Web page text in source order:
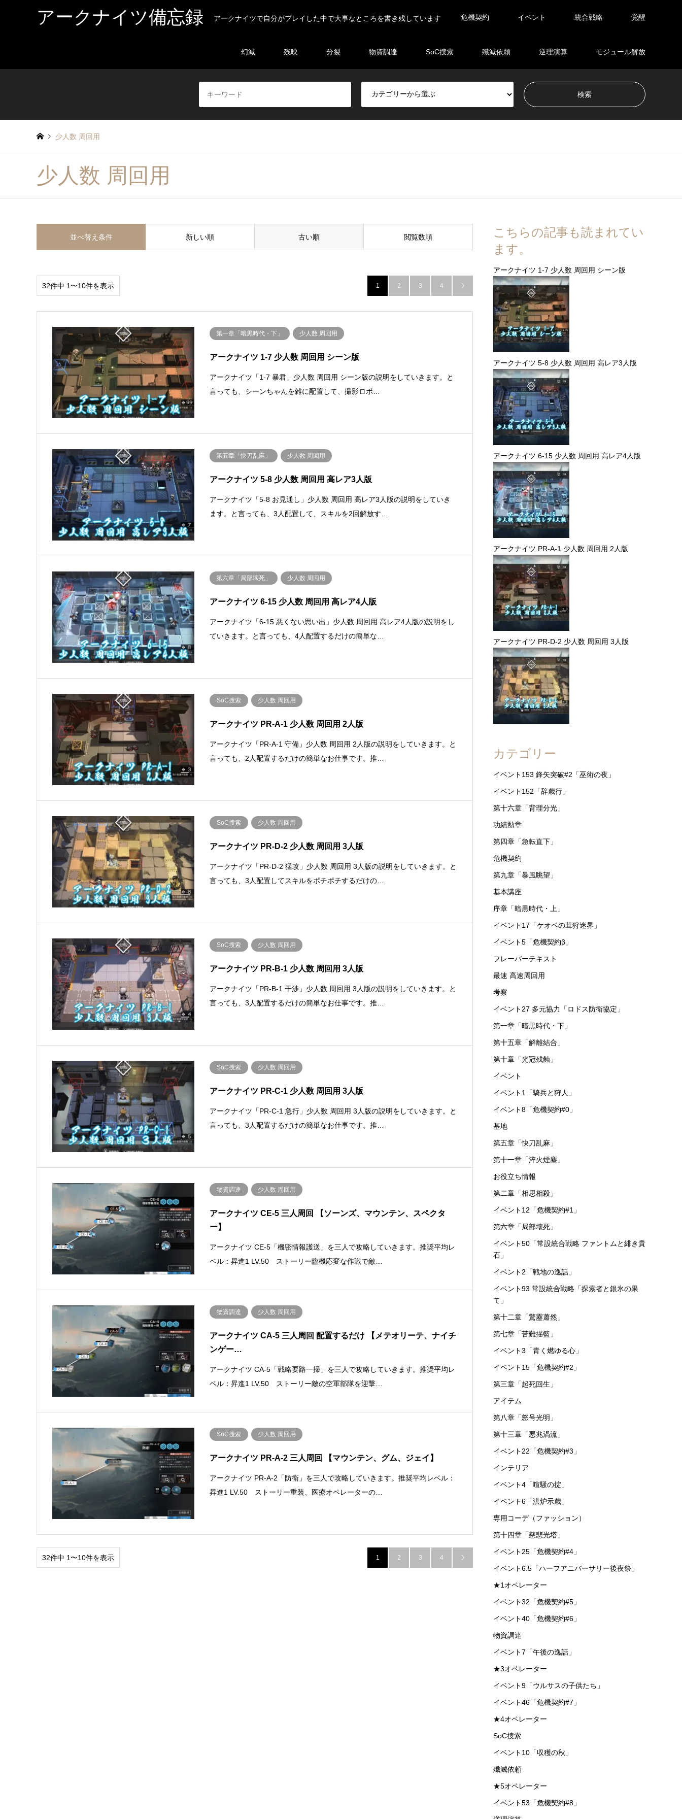
アークナイツ備忘録 アークナイツで自分がプレイした中で大事なところを書き残しています 危機契約 イベント 統合戦略 覚醒
幻滅 残映 分裂 物資調達 SoC捜索 殲滅依頼 逆理演算 モジュール解放
少人数 周回用
少人数 周回用
並べ替え条件 新しい順 古い順 閲覧数順
32件中 1〜10件を表示 1 2 3 4 
第一章「暗黒時代・下」 少人数 周回用
アークナイツ 1-7 少人数 周回用 シーン版
アークナイツ「1-7 暴君」少人数 周回用 シーン版の説明をしていきます。と
言っても、シーンちゃんを雑に配置して、撮影ロボ…
第五章「快刀乱麻」 少人数 周回用
アークナイツ 5-8 少人数 周回用 高レア3人版
アークナイツ「5-8 お見通し」少人数 周回用 高レア3人版の説明をしていき
ます。と言っても、3人配置して、スキルを2回解放す…
第六章「局部壊死」 少人数 周回用
アークナイツ 6-15 少人数 周回用 高レア4人版
アークナイツ「6-15 悪くない思い出」少人数 周回用 高レア4人版の説明をし
ていきます。と言っても、4人配置するだけの簡単な…
SoC捜索 少人数 周回用
アークナイツ PR-A-1 少人数 周回用 2人版
アークナイツ「PR-A-1 守備」少人数 周回用 2人版の説明をしていきます。と
言っても、2人配置するだけの簡単なお仕事です。推…
SoC捜索 少人数 周回用
アークナイツ PR-D-2 少人数 周回用 3人版
アークナイツ「PR-D-2 猛攻」少人数 周回用 3人版の説明をしていきます。と
言っても、3人配置してスキルをポチポチするだけの…
SoC捜索 少人数 周回用
アークナイツ PR-B-1 少人数 周回用 3人版
アークナイツ「PR-B-1 干渉」少人数 周回用 3人版の説明をしていきます。と
言っても、3人配置するだけの簡単なお仕事です。推…
SoC捜索 少人数 周回用
アークナイツ PR-C-1 少人数 周回用 3人版
アークナイツ「PR-C-1 急行」少人数 周回用 3人版の説明をしていきます。と
言っても、3人配置するだけの簡単なお仕事です。推…
物資調達 少人数 周回用
アークナイツ CE-5 三人周回 【ソーンズ、マウンテン、スペクタ
ー】
アークナイツ CE-5「機密情報護送」を三人で攻略していきます。推奨平均レ
ベル：昇進1 LV.50 ストーリー臨機応変な作戦で敵…
物資調達 少人数 周回用
アークナイツ CA-5 三人周回 配置するだけ 【メテオリーテ、ナイチ
ンゲー…
アークナイツ CA-5「戦略要路一掃」を三人で攻略していきます。推奨平均レ
ベル：昇進1 LV.50 ストーリー敵の空軍部隊を迎撃…
SoC捜索 少人数 周回用
アークナイツ PR-A-2 三人周回 【マウンテン、グム、ジェイ】
アークナイツ PR-A-2「防衛」を三人で攻略していきます。推奨平均レベル：
昇進1 LV.50 ストーリー重装、医療オペレーターの…
32件中 1〜10件を表示 1 2 3 4 
こちらの記事も読まれてい
ます。
アークナイツ 1-7 少人数 周回用 シーン版
アークナイツ 5-8 少人数 周回用 高レア3人版
アークナイツ 6-15 少人数 周回用 高レア4人版
アークナイツ PR-A-1 少人数 周回用 2人版
アークナイツ PR-D-2 少人数 周回用 3人版
カテゴリー
イベント153 鋒矢突破#2「巫術の夜」
イベント152「辞歳行」
第十六章「背理分光」
功績勲章
第四章「急転直下」
危機契約
第九章「暴風眺望」
基本講座
序章「暗黒時代・上」
イベント17「ケオベの茸狩迷界」
イベント5「危機契約β」
フレーバーテキスト
最速 高速周回用
考察
イベント27 多元協力「ロドス防衛協定」
第一章「暗黒時代・下」
第十五章「解離結合」
第十章「光冠残蝕」
イベント
イベント1「騎兵と狩人」
イベント8「危機契約#0」
基地
第五章「快刀乱麻」
第十一章「淬火煙塵」
お役立ち情報
第二章「相思相殺」
イベント12「危機契約#1」
第六章「局部壊死」
イベント50「常設統合戦略 ファントムと緋き貴
石」
イベント2「戦地の逸話」
イベント93 常設統合戦略「探索者と銀氷の果
て」
第十二章「驚靂蕭然」
第七章「苦難揺籃」
イベント3「青く燃ゆる心」
イベント15「危機契約#2」
第三章「起死回生」
アイテム
第八章「怒号光明」
第十三章「悪兆渦流」
イベント22「危機契約#3」
インテリア
イベント4「喧騒の掟」
イベント6「洪炉示歳」
専用コーデ（ファッション）
第十四章「慈悲光塔」
イベント25「危機契約#4」
イベント6.5「ハーフアニバーサリー後夜祭」
★1オペレーター
イベント32「危機契約#5」
イベント40「危機契約#6」
物資調達
イベント7「午後の逸話」
★3オペレーター
イベント9「ウルサスの子供たち」
イベント46「危機契約#7」
★4オペレーター
SoC捜索
イベント10「収穫の秋」
殲滅依頼
★5オペレーター
イベント53「危機契約#8」